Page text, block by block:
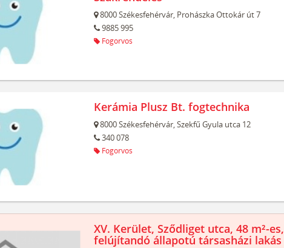
8000Székesfehérvár, Prohászka Ottokár út 7
9885 995
Fogorvos
Kerámia Plusz Bt. fogtechnika
8000Székesfehérvár,Szekfű Gyula utca 12
340 078
Fogorvos
XV. Kerület, Sződliget utca, 48 m²-es,
felújítandó állapotú társasházi lakás